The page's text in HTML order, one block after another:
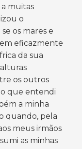
muitas
o
os mares e
eficazmente
da sua
os outros
que entendi
a minha
quando, pela
meus irmãos
as minhas